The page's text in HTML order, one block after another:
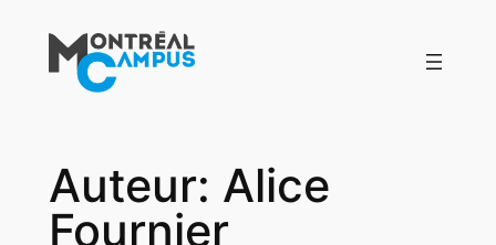
contenu
Auteur: Alice
Fournier